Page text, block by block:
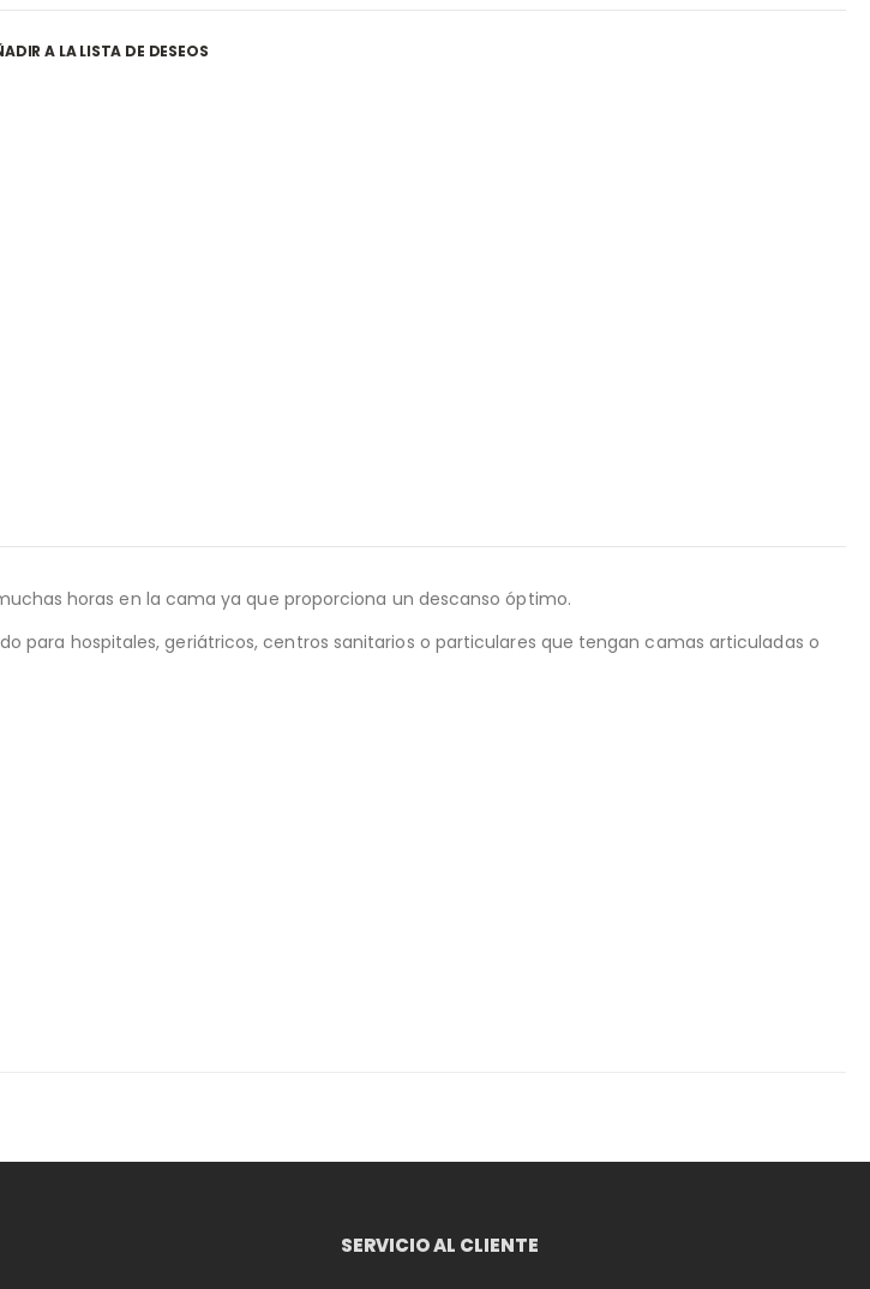
A LA LISTA DE DESEOS
horas en la cama ya que proporciona un descanso óptimo.
para hospitales, geriátricos, centros sanitarios o particulares que tengan camas articuladas o
SERVICIO AL CLIENTE